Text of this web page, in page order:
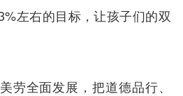
左右的目标，让孩子们的双
劳全面发展，把道德品行、